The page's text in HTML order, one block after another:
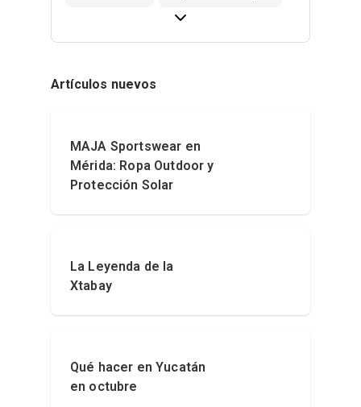
Artículos nuevos
MAJA Sportswear en
Mérida: Ropa Outdoor y
Protección Solar
La Leyenda de la
Xtabay
Qué hacer en Yucatán
en octubre